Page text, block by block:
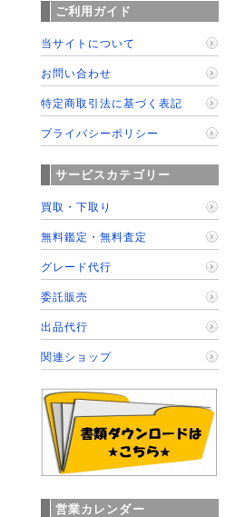
ご利用ガイド
当サイトについて
お問い合わせ
特定商取引法に基づく表記
プライバシーポリシー
サービスカテゴリー
買取・下取り
無料鑑定・無料査定
グレード代行
委託販売
出品代行
関連ショップ
営業カレンダー